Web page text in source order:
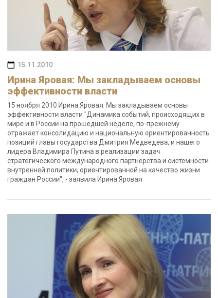
15.11.2010
Ирина Яровая: Мы закладываем основы
эффективности власти
15 ноября 2010 Ирина Яровая: Мы закладываем основы
эффективности власти "Динамика событий, происходящих в
мире и в России на прошедшей неделе, по-прежнему
отражает консолидацию и национальную ориентированность
позиций главы государства Дмитрия Медведева, и нашего
лидера Владимира Путина в реализации задач
стратегического международного партнерства и системности
внутренней политики, ориентированной на качество жизни
граждан России", - заявила Ирина Яровая